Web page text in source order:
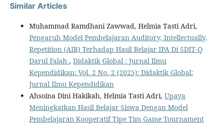
Similar Articles
Muhammad Ramdhani Zawwad, Helmia Tasti Adri,
Pengaruh Model Pembelajaran Auditory, Intellectually,
Repetition (AIR) Terhadap Hasil Belajar IPA Di SDIT-Q
Darul Falah , Didaktik Global : Jurnal Ilmu
Kependidikan: Vol. 2 No. 2 (2025): Didaktik Global:
Jurnal Ilmu Kependidikan
Ahsoina Dini Hakikah, Helmia Tasti Adri, Upaya
Meningkatkan Hasil Belajar Siswa Dengan Model
Pembelajaran Kooperatif Tipe Tim Game Tournament